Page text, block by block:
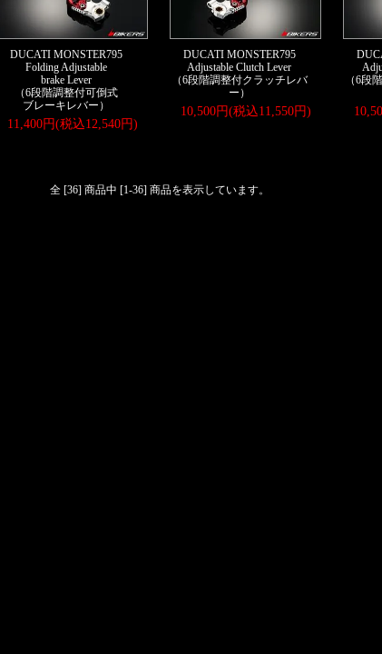
DUCATI MONSTER795
Folding Adjustable
brake Lever
（6段階調整付可倒式
ブレーキレバー）
11,400円(税込12,540円)
DUCATI MONSTER795
Adjustable Clutch Lever
（6段階調整付クラッチレバ
ー）
10,500円(税込11,550円)
（6段
全 [36] 商品中 [1-36] 商品を表示しています。